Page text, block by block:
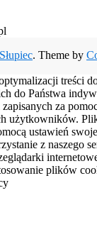
. Theme by
treści
do Państwa
za
użytkowników.
ustawień
z naszego
plików